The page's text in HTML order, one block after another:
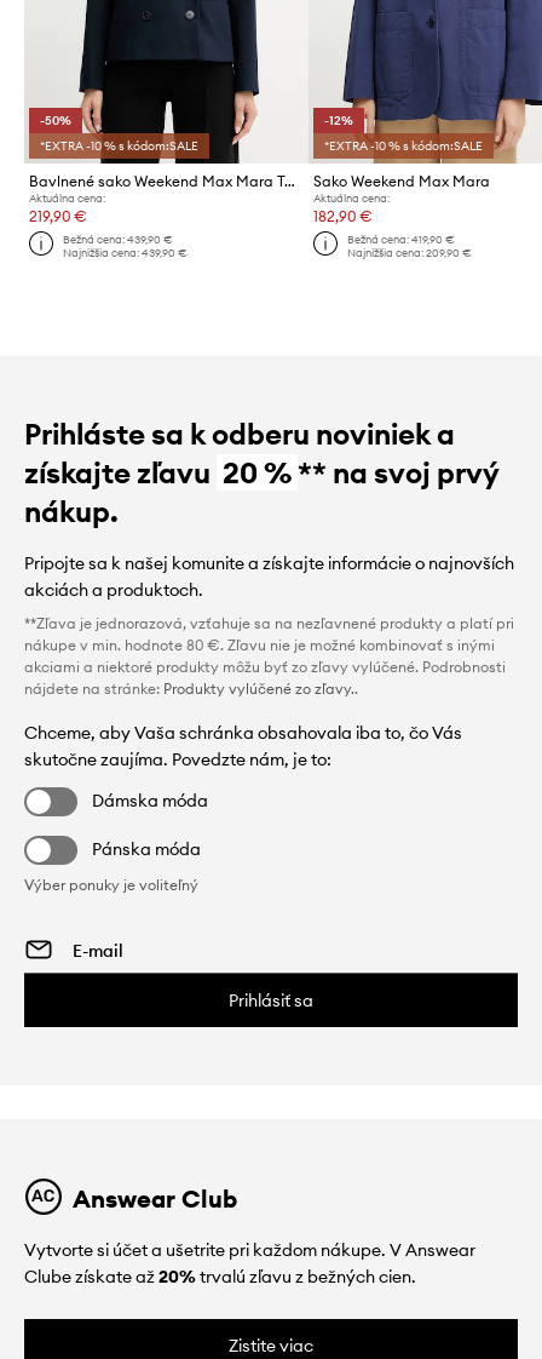
-50%
*EXTRA -10 % s kódom:SALE
Bavlnené sako Weekend Max Mara TAPPETO
Aktuálna cena:
219,90 €
Bežná cena:439,90 €
Najnižšia cena:439,90 €
-12%
*EXTRA -10 % s kódom:SALE
Sako Weekend Max Mara
Aktuálna cena:
182,90 €
Bežná cena: 419,90 €
Najnižšia cena: 209,90 €
Prihláste sa k odberu noviniek a
získajte zľavu 20 %** na svoj prvý
nákup.
Pripojte sa k našej komunite a získajte informácie o najnovších
akciách a produktoch.
**Zľava je jednorazová, vzťahuje sa na nezľavnené produkty a platí pri
nákupe v min. hodnote 80 €. Zľavu nie je možné kombinovať s inými
akciami a niektoré produkty môžu byť zo zľavy vylúčené. Podrobnosti
nájdete na stránke: Produkty vylúčené zo zľavy..
Chceme, aby Vaša schránka obsahovala iba to, čo Vás
skutočne zaujíma. Povedzte nám, je to:
Dámska móda
Pánska móda
Výber ponuky je voliteľný
Prihlásiť sa
Answear Club
Vytvorte si účet a ušetrite pri každom nákupe. V Answear
Clube získate až20%trvalú zľavu z bežných cien.
Zistite viac